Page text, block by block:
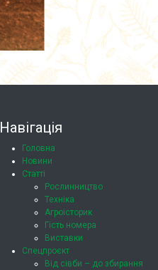
Навігація
Головна
Новини
Статті
Рослинництво
Техніка
Агроісторик
Гість номера
Виставки
Спецпроєкт
Від сівби – до збирання